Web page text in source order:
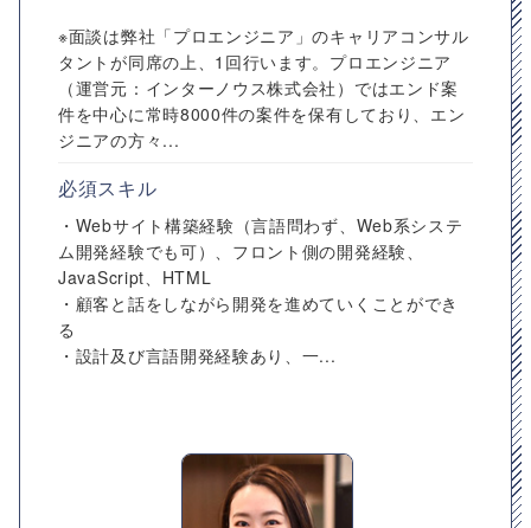
※面談は弊社「プロエンジニア」のキャリアコンサル
タントが同席の上、1回行います。プロエンジニア
（運営元：インターノウス株式会社）ではエンド案
件を中心に常時8000件の案件を保有しており、エン
ジニアの方々...
必須スキル
・Webサイト構築経験（言語問わず、Web系システ
ム開発経験でも可）、フロント側の開発経験、
JavaScript、HTML
・顧客と話をしながら開発を進めていくことができ
る
・設計及び言語開発経験あり、一...